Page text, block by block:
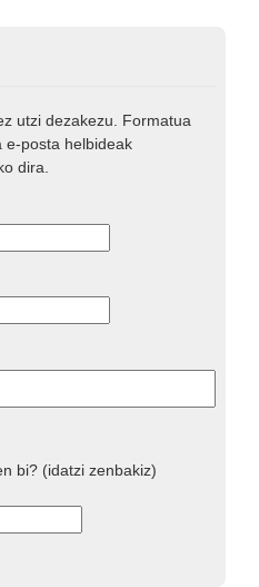
utzi dezakezu. Formatua
e-posta helbideak
dira.
bi? (idatzi zenbakiz)